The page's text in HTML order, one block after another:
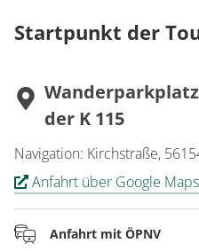
Startpunkt der
der K 115
Navigation: Kirchstraße,
Anfahrt über Google Maps
Anfahrt mit ÖPNV